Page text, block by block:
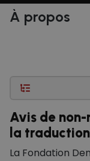
À propos
Avis de
la traduction
La Fondation